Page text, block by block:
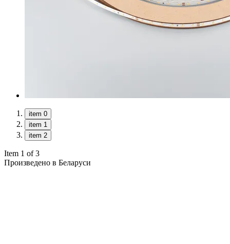
item 0
item 1
item 2
Item 1 of 3
Произведено в Беларуси